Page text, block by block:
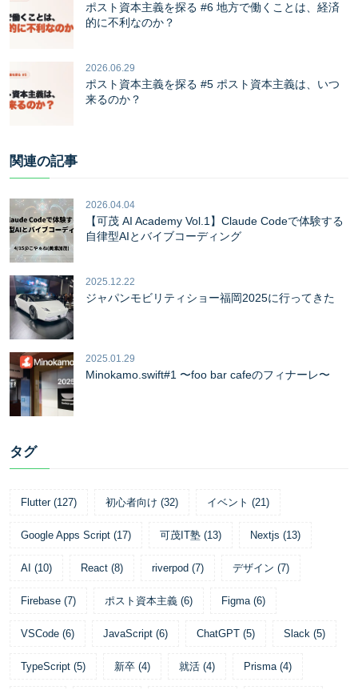
ポスト資本主義を探る #6 地方で働くことは、経済
的に不利なのか？
2026.06.29
ポスト資本主義を探る #5 ポスト資本主義は、いつ
来るのか？
関連の記事
2026.04.04
【可茂 AI Academy Vol.1】Claude Codeで体験する
自律型AIとバイブコーディング
2025.12.22
ジャパンモビリティショー福岡2025に行ってきた
2025.01.29
Minokamo.swift#1 〜foo bar cafeのフィナーレ〜
タグ
Flutter (127) 初心者向け (32) イベント (21)
Google Apps Script (17) 可茂IT塾 (13) Nextjs (13)
AI (10) React (8) riverpod (7) デザイン (7)
Firebase (7) ポスト資本主義 (6) Figma (6)
VSCode (6) JavaScript (6) ChatGPT (5) Slack (5)
TypeScript (5) 新卒 (4) 就活 (4) Prisma (4)